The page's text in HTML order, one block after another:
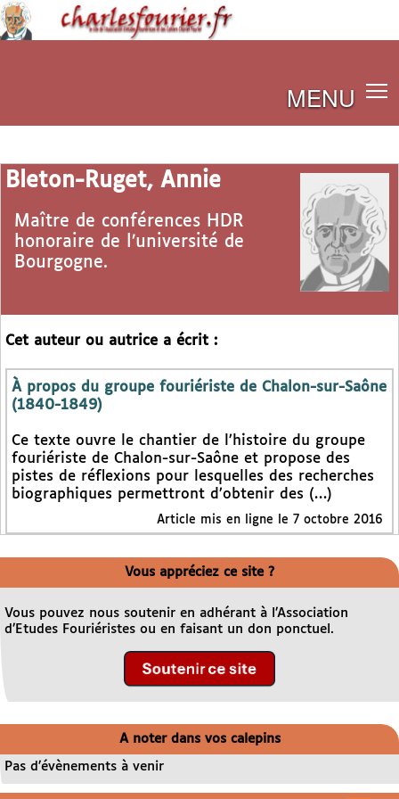
MENU
Bleton-Ruget, Annie
Maître de conférences HDR
honoraire de l’université de
Bourgogne.
Cet auteur ou autrice a écrit :
À propos du groupe fouriériste de Chalon-sur-Saône
(1840-1849)
Ce texte ouvre le chantier de l’histoire du groupe
fouriériste de Chalon-sur-Saône et propose des
pistes de réflexions pour lesquelles des recherches
biographiques permettront d’obtenir des (…)
Article mis en ligne le 7 octobre 2016
Vous appréciez ce site ?
Vous pouvez nous soutenir en adhérant à l’Association
d’Etudes Fouriéristes ou en faisant un don ponctuel.
A noter dans vos calepins
Pas d’évènements à venir